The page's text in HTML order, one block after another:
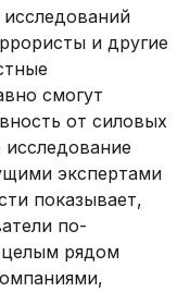
и другие
смогут
от силовых
исследование
экспертами
показывает,
по-
целым рядом